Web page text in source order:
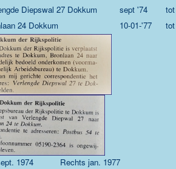
Diepswal 27 Dokkum sept '74
tot
24 Dokkum 10-01-'77 tot
1974 Rechts jan. 1977